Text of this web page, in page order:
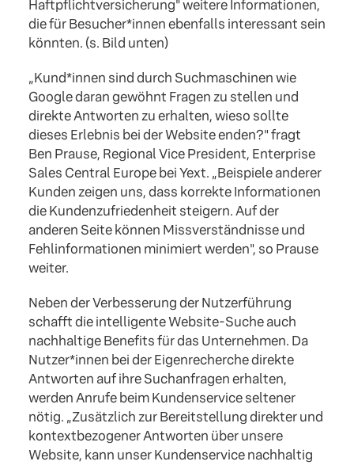
Haftpflichtversicherung" weitere Informationen,
die für Besucher*innen ebenfalls interessant sein
könnten. (s. Bild unten)
„Kund*innen sind durch Suchmaschinen wie
Google daran gewöhnt Fragen zu stellen und
direkte Antworten zu erhalten, wieso sollte
dieses Erlebnis bei der Website enden?" fragt
Ben Prause, Regional Vice President, Enterprise
Sales Central Europe bei Yext. „Beispiele anderer
Kunden zeigen uns, dass korrekte Informationen
die Kundenzufriedenheit steigern. Auf der
anderen Seite können Missverständnisse und
Fehlinformationen minimiert werden", so Prause
weiter.
Neben der Verbesserung der Nutzerführung
schafft die intelligente Website-Suche auch
nachhaltige Benefits für das Unternehmen. Da
Nutzer*innen bei der Eigenrecherche direkte
Antworten auf ihre Suchanfragen erhalten,
werden Anrufe beim Kundenservice seltener
nötig. „Zusätzlich zur Bereitstellung direkter und
kontextbezogener Antworten über unsere
Website, kann unser Kundenservice nachhaltig